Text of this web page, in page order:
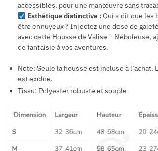
accessibles, pour une manœuvre sans
Esthétique distinctive :Qui a dit que les
être ennuyeux ? Injectez une dose de
avec cette Housse de Valise – Nébuleuse,
de fantaisie à vos aventures.
Note: Seule la housse est incluse à l’achat.
est exclue.
Tissu: Polyester robuste et souple